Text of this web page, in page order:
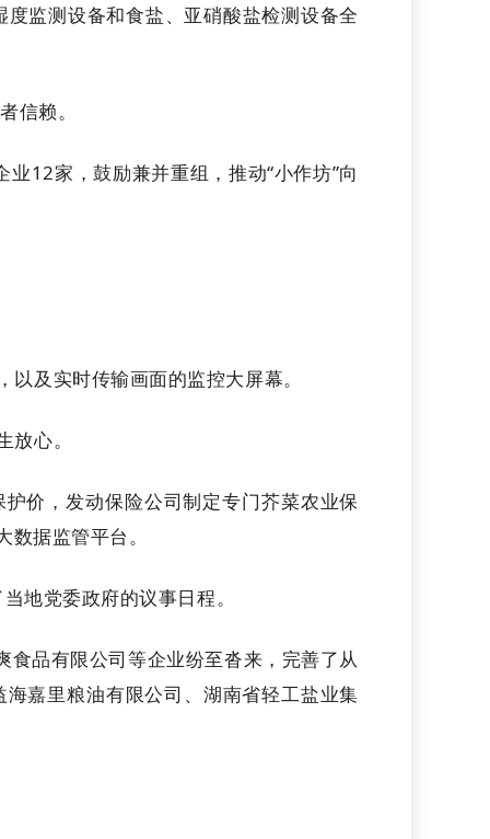
监测设备和食盐、亚硝酸盐检测设备全
信赖。
业12家，鼓励兼并重组，推动“小作坊”向
及实时传输画面的监控大屏幕。
心。
价，发动保险公司制定专门芥菜农业保
据监管平台。
地党委政府的议事日程。
品有限公司等企业纷至沓来，完善了从
嘉里粮油有限公司、湖南省轻工盐业集